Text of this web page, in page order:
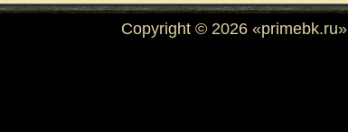
Copyright © 2026 «primebk.ru»